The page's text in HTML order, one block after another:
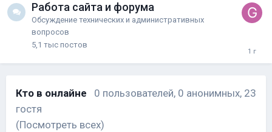
Работа сайта и форума
Обсуждение технических и административных
вопросов
5,1 тыс постов
Кто в онлайне 0 пользователей, 0 анонимных, 23
гостя
(Посмотреть всех)